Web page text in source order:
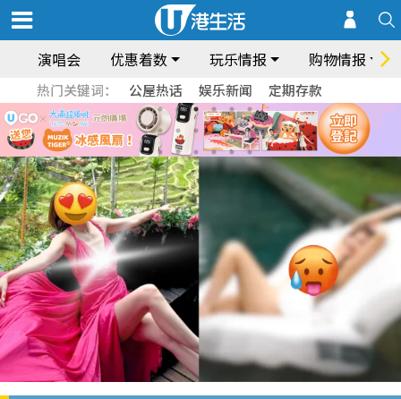
演唱会 优惠着数 玩乐情报 购物情报
热门关键词： 公屋热话 娱乐新闻 定期存款